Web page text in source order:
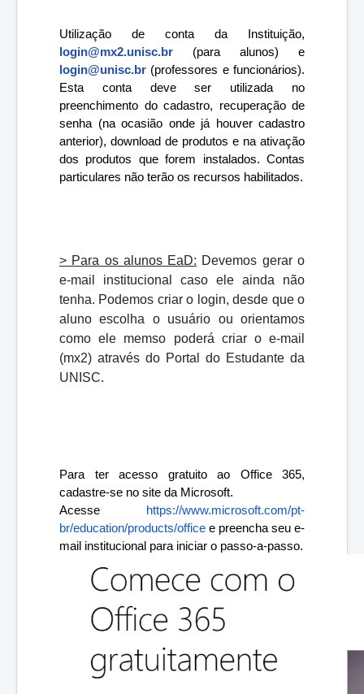
login@mx2.unisc.br
login@unisc.br (professores e funcionários).
Esta conta deve ser utilizada no
preenchimento do cadastro, recuperação de
senha (na ocasião onde já houver cadastro
anterior), download de produtos e na ativação
dos produtos que forem instalados. Contas
particulares não terão os recursos habilitados.
> Para os alunos EaD: Devemos gerar o
e-mail institucional caso ele ainda não
tenha. Podemos criar o login, desde que o
aluno escolha o usuário ou orientamos
como ele memso poderá criar o e-mail
(mx2) através do Portal do Estudante da
UNISC.
Para ter acesso gratuito ao Office 365,
cadastre-se no site da Microsoft.
Acesse
https://www.microsoft.com/pt-
br/education/products/office e preencha seu e-
mail institucional para iniciar o passo-a-passo.